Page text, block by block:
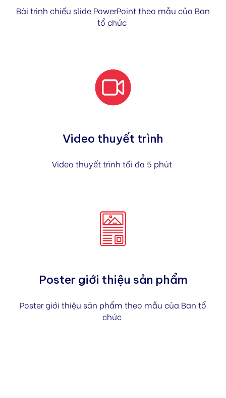
Bài trình chiếu slide PowerPoint theo mẫu của Ban
tổ chức
Video thuyết trình
Video thuyết trình tối đa 5 phút
Poster giới thiệu sản phẩm
Poster giới thiệu sản phẩm theo mẫu của Ban tổ
chức